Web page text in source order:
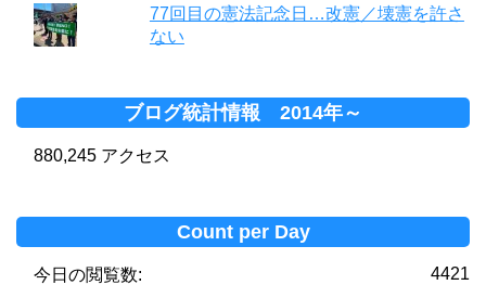
77回目の憲法記念日…改憲／壊憲を許さ
ない
ブログ統計情報 2014年～
880,245 アクセス
Count per Day
4421
今日の閲覧数: